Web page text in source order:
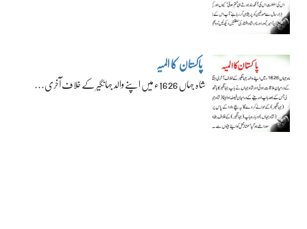
پاکستان کا المیہ
شاہ جہاں 1626ء میں اپنے والد جہانگیر کے خلاف آخری…